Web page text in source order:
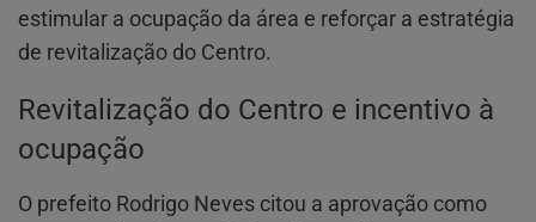
estimular a ocupação da área e reforçar a estratégia
de revitalização do Centro.
Revitalização do Centro e incentivo à
ocupação
O prefeito Rodrigo Neves citou a aprovação como